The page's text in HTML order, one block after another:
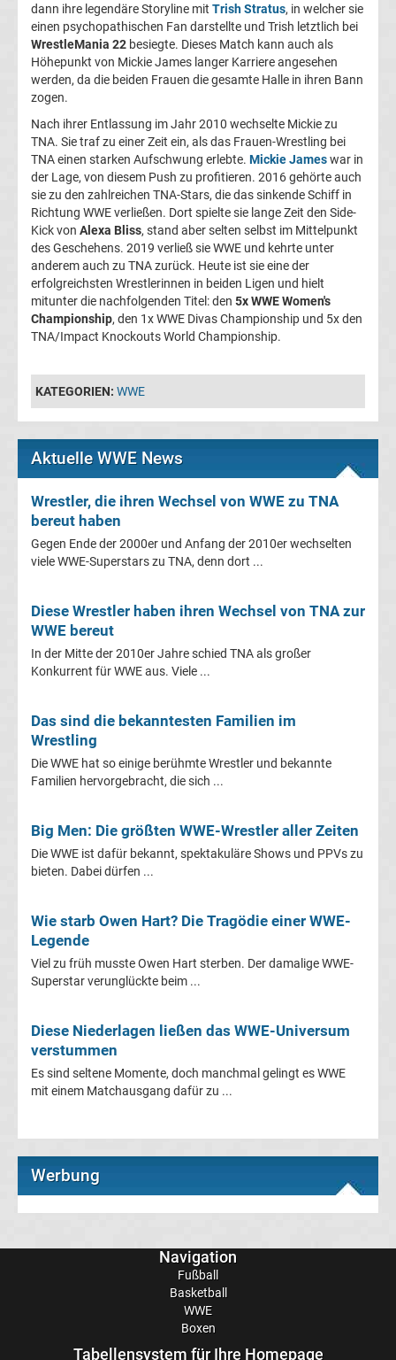
League
Erg.
League
Tabelle
Frauen
Bundesliga
Erg.
Frauen
Tabelle
Ligue
1
Ligue
1
Tabelle
Süper
Ergebnisse
Lig
Tabelle
Serie
A
Tabelle
dann ihre legendäre Storyline mit Trish Stratus, in welcher sie
einen psychopathischen Fan darstellte und Trish letztlich bei
WrestleMania 22 besiegte. Dieses Match kann auch als
Höhepunkt von Mickie James langer Karriere angesehen
werden, da die beiden Frauen die gesamte Halle in ihren Bann
zogen.
Nach ihrer Entlassung im Jahr 2010 wechselte Mickie zu
TNA. Sie traf zu einer Zeit ein, als das Frauen-Wrestling bei
TNA einen starken Aufschwung erlebte. Mickie Jameswar in
der Lage, von diesem Push zu profitieren. 2016 gehörte auch
sie zu den zahlreichen TNA-Stars, die das sinkende Schiff in
Richtung WWE verließen. Dort spielte sie lange Zeit den Side-
Kick von Alexa Bliss, stand aber selten selbst im Mittelpunkt
des Geschehens. 2019 verließ sie WWE und kehrte unter
anderem auch zu TNA zurück. Heute ist sie eine der
erfolgreichsten Wrestlerinnen in beiden Ligen und hielt
mitunter die nachfolgenden Titel: den 5x WWE Women's
Championship, den 1x WWE Divas Championship und 5x den
TNA/Impact Knockouts World Championship.
KATEGORIEN: WWE
Aktuelle WWE News
Wrestler, die ihren Wechsel von WWE zu TNA
bereut haben
Gegen Ende der 2000er und Anfang der 2010er wechselten
viele WWE-Superstars zu TNA, denn dort ...
Diese Wrestler haben ihren Wechsel von TNA zur
WWE bereut
In der Mitte der 2010er Jahre schied TNA als großer
Konkurrent für WWE aus. Viele ...
Das sind die bekanntesten Familien im
Wrestling
Die WWE hat so einige berühmte Wrestler und bekannte
Familien hervorgebracht, die sich ...
Big Men: Die größten WWE-Wrestler aller Zeiten
Die WWE ist dafür bekannt, spektakuläre Shows und PPVs zu
bieten. Dabei dürfen ...
Wie starb Owen Hart? Die Tragödie einer WWE-
Legende
Viel zu früh musste Owen Hart sterben. Der damalige WWE-
Superstar verunglückte beim ...
Diese Niederlagen ließen das WWE-Universum
verstummen
Es sind seltene Momente, doch manchmal gelingt es WWE
mit einem Matchausgang dafür zu ...
Werbung
Navigation
Fußball
Basketball
WWE
Boxen
Tabellensystem für Ihre Homepage